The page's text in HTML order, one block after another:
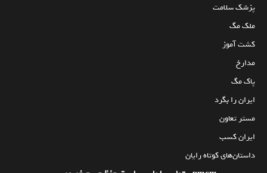
پزشک سلامت
ملک مگ
کشت آموز
مدارخ
پاک مگ
ایران را بگرد
مستر تعاون
ایران کسب
داستان‌های کوتاه رایان